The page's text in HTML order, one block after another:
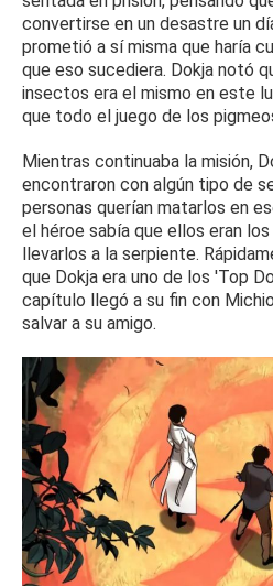
convertirse en un desastre un
prometió a sí misma que haría
que eso sucediera. Dokja notó
insectos era el mismo en este
que todo el juego de los
Mientras continuaba la misión,
encontraron con algún tipo de
personas querían matarlos en
el héroe sabía que ellos eran
llevarlos a la serpiente.
que Dokja era uno de los 'Top
capítulo llegó a su fin con
salvar a su amigo.